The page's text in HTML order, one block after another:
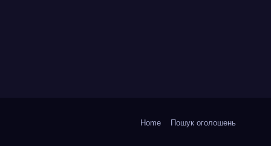
Home Пошук оголошень